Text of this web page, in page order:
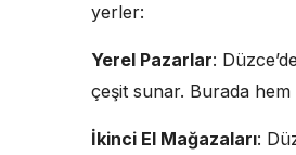
yerler:
Yerel Pazarlar:
çeşit sunar. Burada
İkinci El Mağazaları: